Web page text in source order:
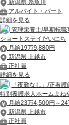
新潟県 糸魚川
アルバイト・パート
詳細を見る
管理栄養士/早期転
ショートステイだいにち
月給19万9,880円
新潟県 上越市
正社員
詳細を見る
「夜勤なし」/正看
特別養護老人ホームよね
月給23万4,500円～
新潟県 上越市
正社員